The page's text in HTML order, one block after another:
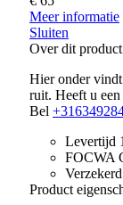
Meer informatie
Sluiten
Over dit product
Hier onder vindt
ruit. Heeft u
Bel
Levertijd
FOCWA
Product